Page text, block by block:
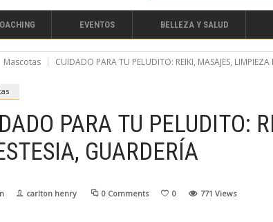
EVENTOS BELLEZA Y SALUD
Mascotas CUIDADO PARA TU PELUDITO: REIKI, MASAJES,
PARA TU PELUDITO:
GUARDERÍA
carlton henry 0 Comments 0 771 Views